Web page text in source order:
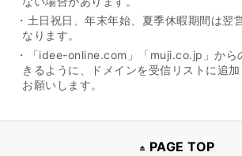
・土日祝日、年末年始、夏季休暇期間は翌
なります。
・「idee-online.com」「muji.co.jp」から
きるように、ドメインを受信リストに追
お願いします。
PAGE TOP